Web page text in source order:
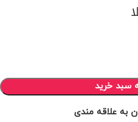
سبد خرید
به علاقه مندی